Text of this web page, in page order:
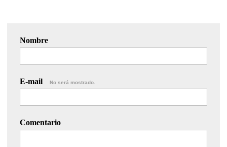
Nombre
E-mail No será mostrado.
Comentario